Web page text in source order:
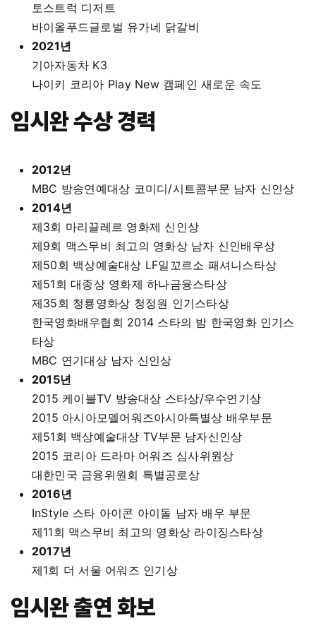
토스트럭 디저트
바이올푸드글로벌 유가네 닭갈비
2021년
기아자동차 K3
나이키 코리아 Play New 캠페인 새로운 속도
임시완 수상 경력
2012년
MBC 방송연예대상 코미디/시트콤부문 남자 신인상
2014년
제3회 마리끌레르 영화제 신인상
제9회 맥스무비 최고의 영화상 남자 신인배우상
제50회 백상예술대상 LF일꼬르소 패셔니스타상
제51회 대종상 영화제 하나금융스타상
제35회 청룡영화상 청정원 인기스타상
한국영화배우협회 2014 스타의 밤 한국영화 인기스
타상
MBC 연기대상 남자 신인상
2015년
2015 케이블TV 방송대상 스타상/우수연기상
2015 아시아모델어워즈아시아특별상 배우부문
제51회 백상예술대상 TV부문 남자신인상
2015 코리아 드라마 어워즈 심사위원상
대한민국 금융위원회 특별공로상
2016년
InStyle 스타 아이콘 아이돌 남자 배우 부문
제11회 맥스무비 최고의 영화상 라이징스타상
2017년
제1회 더 서울 어워즈 인기상
임시완 출연 화보